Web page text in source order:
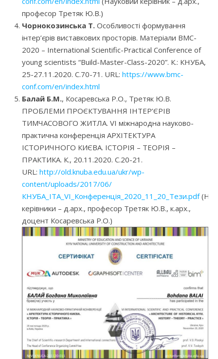
професор Третяк Ю.В.)
Чорнокозинська Т. Особливості формування
інтер’єрів виставкових просторів. Матеріали BMC-
2020 – International Scientific-Practical Conference of
young scientists “Build-Master-Class-2020”. К.: КНУБА,
25-27.11.2020. С.70-71. URL: https://www.bmc-
conf.com/en/index.html
Балай Б.М., Косаревська Р.О., Третяк Ю.В.
ПРОБЛЕМИ ПРОЄКТУВАННЯ ІНТЕР’ЄРІВ
ТИМЧАСОВОГО ЖИТЛА. VI міжнародна науково-
практична конференція АРХІТЕКТУРА
ІСТОРИЧНОГО КИЄВА. ІСТОРІЯ – ТЕОРІЯ –
ПРАКТИКА. К., 20.11.2020. С.20-21.
URL: http://old.knuba.edu.ua/ukr/wp-
content/uploads/2017/06/
КНУБА_ІТА_VI_Конференція_2020_11_20_Тези.pdf
керівники – д.арх., професор Третяк Ю.В., к.арх.,
доцент Косаревська Р.О.)